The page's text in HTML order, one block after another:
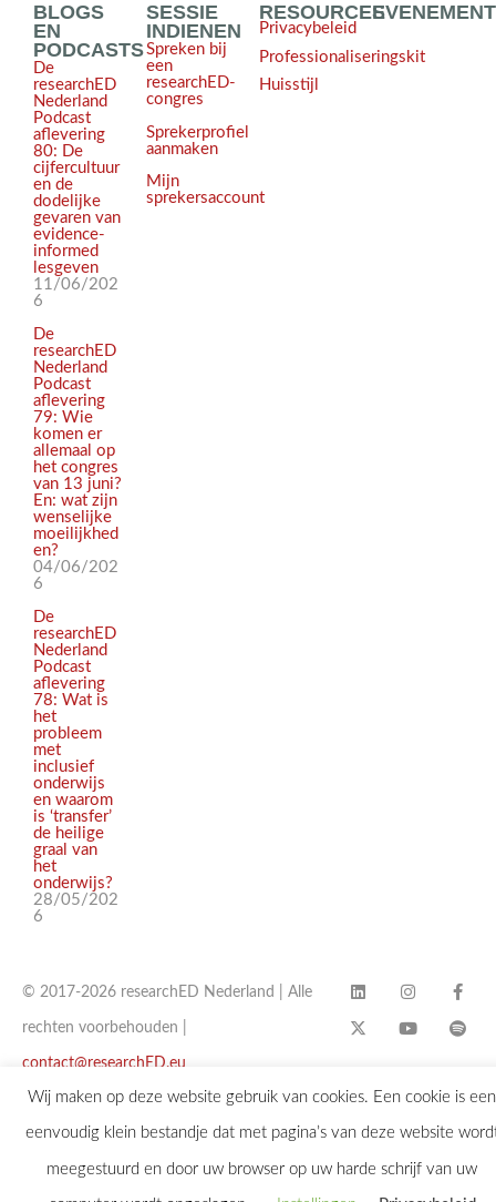
BLOGS
EN
PODCASTS
De
researchED
Nederland
Podcast
aflevering
80: De
cijfercultuur
en de
dodelijke
gevaren van
evidence-
informed
lesgeven
11/06/202
6
De
researchED
Nederland
Podcast
aflevering
79: Wie
komen er
allemaal op
het congres
van 13 juni?
En: wat zijn
wenselijke
moeilijkhed
en?
04/06/202
6
De
researchED
Nederland
Podcast
aflevering
78: Wat is
het
probleem
met
inclusief
onderwijs
en waarom
is ‘transfer’
de heilige
graal van
het
onderwijs?
28/05/202
6
SESSIE
INDIENEN
Spreken bij
een
researchED-
congres
Sprekerprofiel
aanmaken
Mijn
sprekersaccount
RESOURCES
Privacybeleid
Professionaliseringskit
Huisstijl
© 2017-2026 researchED Nederland | Alle
rechten voorbehouden |
contact@researchED.eu
Wij maken op deze website gebruik van cookies. Een cookie is een
eenvoudig klein bestandje dat met pagina’s van deze website
meegestuurd en door uw browser op uw harde schrijf van uw